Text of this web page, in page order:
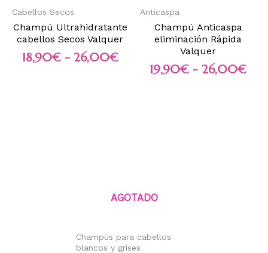
Cabellos Secos
Champú Ultrahidratante
cabellos Secos Valquer
18,90€ - 26,00€
Anticaspa
Champú Anticaspa
eliminación Rápida
Valquer
19,90€ - 26,00€
AGOTADO
Champús para cabellos
blancos y grises